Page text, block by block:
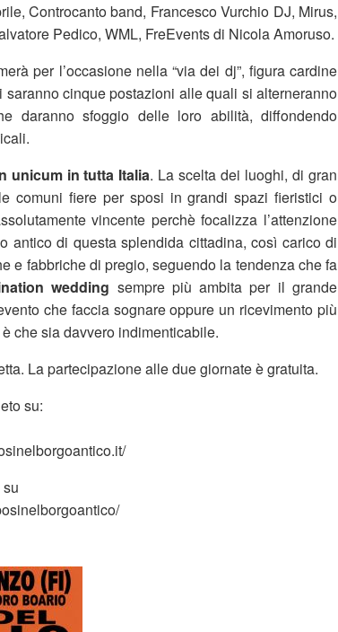
Controcanto band, Francesco Vurchio DJ, Mirus,
Pedico, WML, FreEvents di Nicola Amoruso.
per l’occasione nella “via dei dj”, figura cardine
cinque postazioni alle quali si alterneranno
daranno sfoggio delle loro abilità, diffondendo
unicum in tutta Italia. La scelta dei luoghi, di gran
comuni fiere per sposi in grandi spazi fieristici o
vincente perchè focalizza l’attenzione
antico di questa splendida cittadina, così carico di
e fabbriche di pregio, seguendo la tendenza che fa
wedding sempre più ambita per il grande
che faccia sognare oppure un ricevimento più
che sia davvero indimenticabile.
La partecipazione alle due giornate è gratuita.
su: